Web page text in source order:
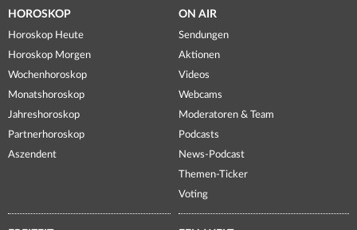
HOROSKOP
Horoskop Heute
Horoskop Morgen
Wochenhoroskop
Monatshoroskop
Jahreshoroskop
Partnerhoroskop
Aszendent
ON AIR
Sendungen
Aktionen
Videos
Webcams
Moderatoren & Team
Podcasts
News-Podcast
Themen-Ticker
Voting